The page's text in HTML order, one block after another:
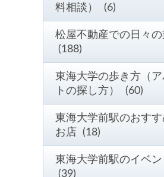
料相談） (6)
松屋不動産での日々の
(188)
東海大学の歩き方（ア
トの探し方） (60)
東海大学前駅のおす
お店 (18)
東海大学前駅のイベン
(39)